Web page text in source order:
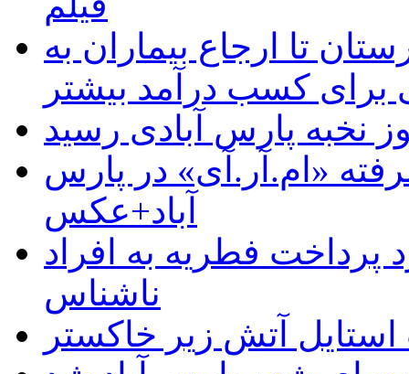
تا ارجاع بیماران به
کسب درآمد بیشتر
نخبه پارس آبادی رسید
«ام.آر.آی» در پارس
آباد+عکس
پرداخت فطریه به افراد
ناشناس
آتش زیر خاکستر